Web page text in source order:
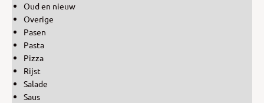
Oud en nieuw
Overige
Pasen
Pasta
Pizza
Rijst
Salade
Saus